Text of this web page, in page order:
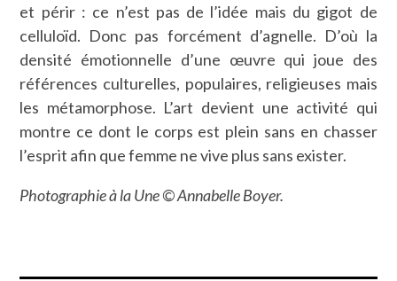
et périr : ce n’est pas de l’idée mais du gigot de
celluloïd. Donc pas forcément d’agnelle. D’où la
densité émotionnelle d’une œuvre qui joue des
références culturelles, populaires, religieuses mais
les métamorphose. L’art devient une activité qui
montre ce dont le corps est plein sans en chasser
l’esprit afin que femme ne vive plus sans exister.
Photographie à la Une © Annabelle Boyer.